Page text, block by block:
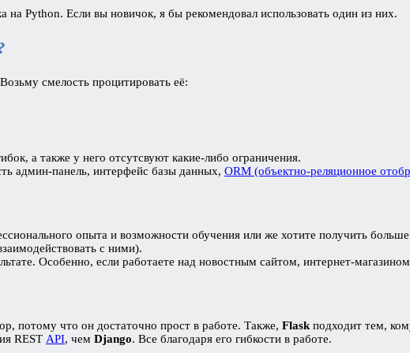
Python. Если вы новичок, я бы рекомендовал использовать один из них.
смелость процитировать её:
а также у него отсутсвуют какие-либо ограничения.
админ-панель, интерфейс базы данных, ORM (объектно-реляционное
опыта и возможности обучения или же хотите получить
с ними).
Особенно, если работаете над новостным сайтом, интернет-
потому что он достаточно прост в работе. Также, Flask подходит тем,
REST API, чем Django. Все благодаря его гибкости в работе.